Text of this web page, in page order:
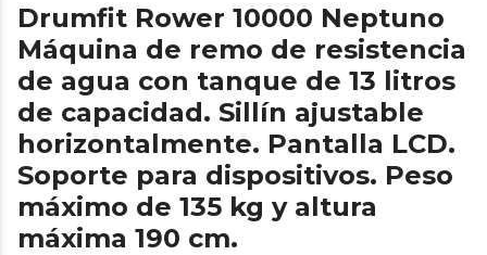
Drumfit Rower 10000 Neptuno
Máquina de remo de resistencia
de agua con tanque de 13 litros
de capacidad. Sillín ajustable
horizontalmente. Pantalla LCD.
Soporte para dispositivos. Peso
máximo de 135 kg y altura
máxima 190 cm.